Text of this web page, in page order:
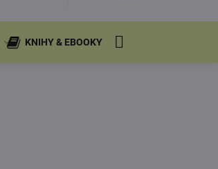
KNIHY & EBOOKY